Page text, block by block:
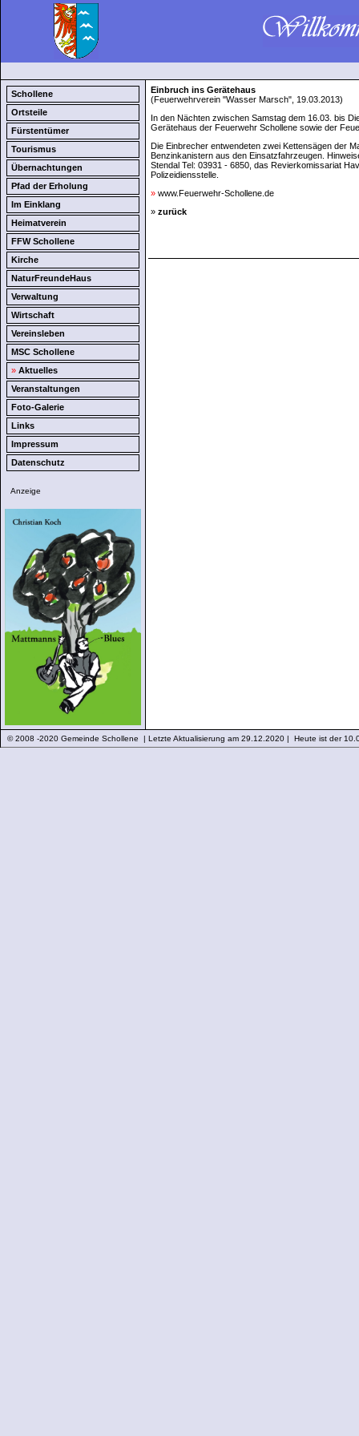
Schollene
Ortsteile
Fürstentümer
Tourismus
Übernachtungen
Pfad der Erholung
Im Einklang
Heimatverein
FFW Schollene
Kirche
NaturFreundeHaus
Verwaltung
Wirtschaft
Vereinsleben
MSC Schollene
» Aktuelles
Veranstaltungen
Foto-Galerie
Links
Impressum
Datenschutz
Anzeige
Einbruch ins Gerätehaus
(Feuerwehrverein "Wasser Marsch", 19.03.2013)
In den Nächten zwischen Samstag dem 16.03. bis
Gerätehaus der Feuerwehr Schollene sowie der
Die Einbrecher entwendeten zwei Kettensägen der
Benzinkanistern aus den Einsatzfahrzeugen.
Stendal Tel: 03931 - 6850, das Revierkomissariat
Polizeidiensstelle.
» www.Feuerwehr-Schollene.de
» zurück
© 2008 -2020 Gemeinde Schollene | Letzte Aktualisierung am 29.12.2020 | Heute ist der